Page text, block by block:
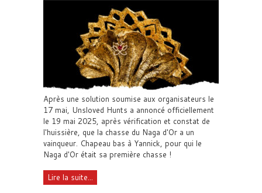
Après une solution soumise aux organisateurs le
17 mai, Unsloved Hunts a annoncé officiellement
le 19 mai 2025, après vérification et constat de
l'huissière, que la chasse du Naga d'Or a un
vainqueur. Chapeau bas à Yannick, pour qui le
Naga d'Or était sa première chasse !
Lire la suite...